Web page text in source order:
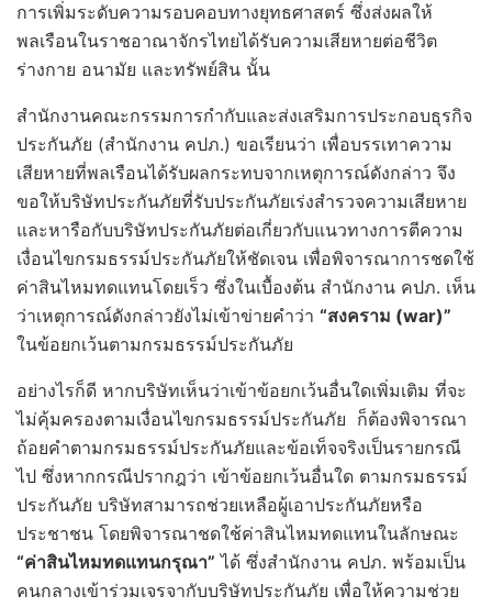
การเพิ่มระดับความรอบคอบทางยุทธศาสตร์ ซึ่งส่งผลให้
พลเรือนในราชอาณาจักรไทยได้รับความเสียหายต่อชีวิต
ร่างกาย อนามัย และทรัพย์สิน นั้น
สำนักงานคณะกรรมการกำกับและส่งเสริมการประกอบธุรกิจ
ประกันภัย (สำนักงาน คปภ.) ขอเรียนว่า เพื่อบรรเทาความ
เสียหายที่พลเรือนได้รับผลกระทบจากเหตุการณ์ดังกล่าว จึง
ขอให้บริษัทประกันภัยที่รับประกันภัยเร่งสำรวจความเสียหาย
และหารือกับบริษัทประกันภัยต่อเกี่ยวกับแนวทางการตีความ
เงื่อนไขกรมธรรม์ประกันภัยให้ชัดเจน เพื่อพิจารณาการชดใช้
ค่าสินไหมทดแทนโดยเร็ว ซึ่งในเบื้องต้น สำนักงาน คปภ. เห็น
ว่าเหตุการณ์ดังกล่าวยังไม่เข้าข่ายคำว่า “สงคราม (war)”
ในข้อยกเว้นตามกรมธรรม์ประกันภัย
อย่างไรก็ดี หากบริษัทเห็นว่าเข้าข้อยกเว้นอื่นใดเพิ่มเติม ที่จะ
ไม่คุ้มครองตามเงื่อนไขกรมธรรม์ประกันภัย ก็ต้องพิจารณา
ถ้อยคำตามกรมธรรม์ประกันภัยและข้อเท็จจริงเป็นรายกรณี
ไป ซึ่งหากกรณีปรากฎว่า เข้าข้อยกเว้นอื่นใด ตามกรมธรรม์
ประกันภัย บริษัทสามารถช่วยเหลือผู้เอาประกันภัยหรือ
ประชาชน โดยพิจารณาชดใช้ค่าสินไหมทดแทนในลักษณะ
“ค่าสินไหมทดแทนกรุณา” ได้ ซึ่งสำนักงาน คปภ. พร้อมเป็น
คนกลางเข้าร่วมเจรจากับบริษัทประกันภัย เพื่อให้ความช่วย